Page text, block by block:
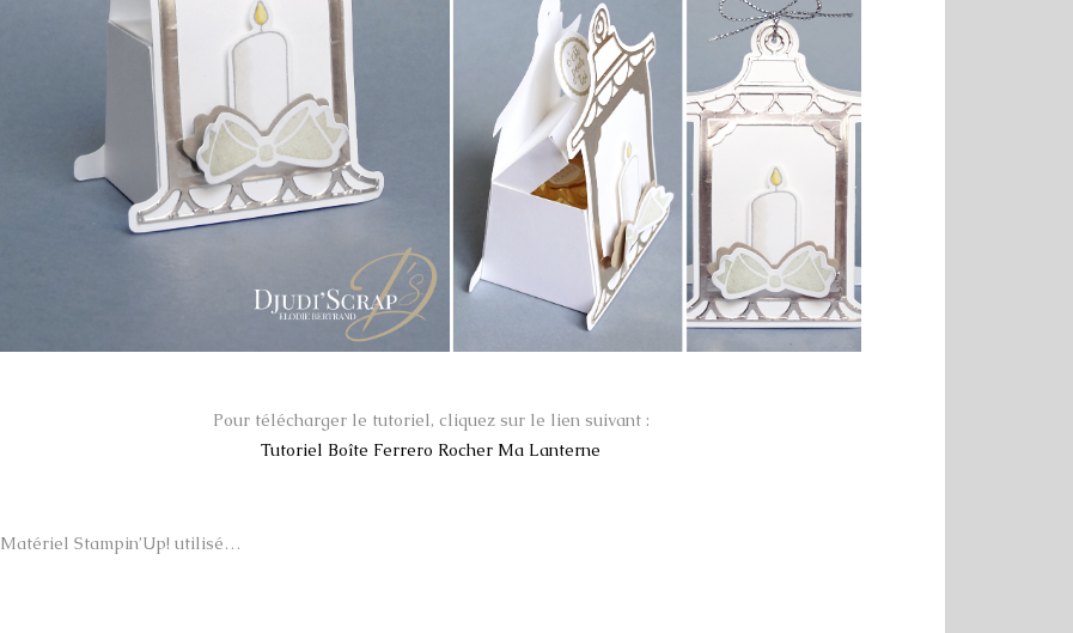
Pour télécharger le tutoriel, cliquez sur le lien suivant :
Tutoriel Boîte Ferrero Rocher Ma Lanterne
Matériel Stampin’Up! utilisé…